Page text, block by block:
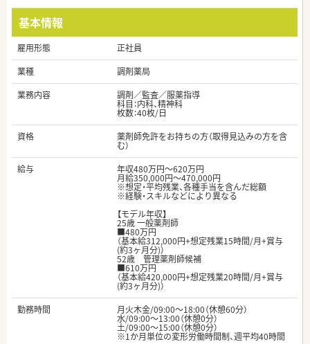
基本情報
雇用形態
正社員
業種
調剤薬局
業務内容
調剤／監査／服薬指導
科目：内科、精神科
枚数：40枚/日
資格
薬剤師免許をお持ちの方（取得見込みの方を含
む）
給与
年収480万円～620万円
月給350,000円～470,000円
※想定・平均残業、各種手当を含んだ総額
※経験・スキルなどにより異なる
【モデル年収】
25歳 一般薬剤師
■480万円
（基本給312,000円+想定残業15時間/月+賞与
(約3ヶ月分)）
52歳 管理薬剤師候補
■610万円
（基本給420,000円+想定残業20時間/月+賞与
(約3ヶ月分)）
勤務時間
月火木金/09:00～18:00（休憩60分）
水/09:00～13:00（休憩0分）
土/09:00～15:00（休憩0分）
※1か月単位の変形労働時間制、週平均40時間